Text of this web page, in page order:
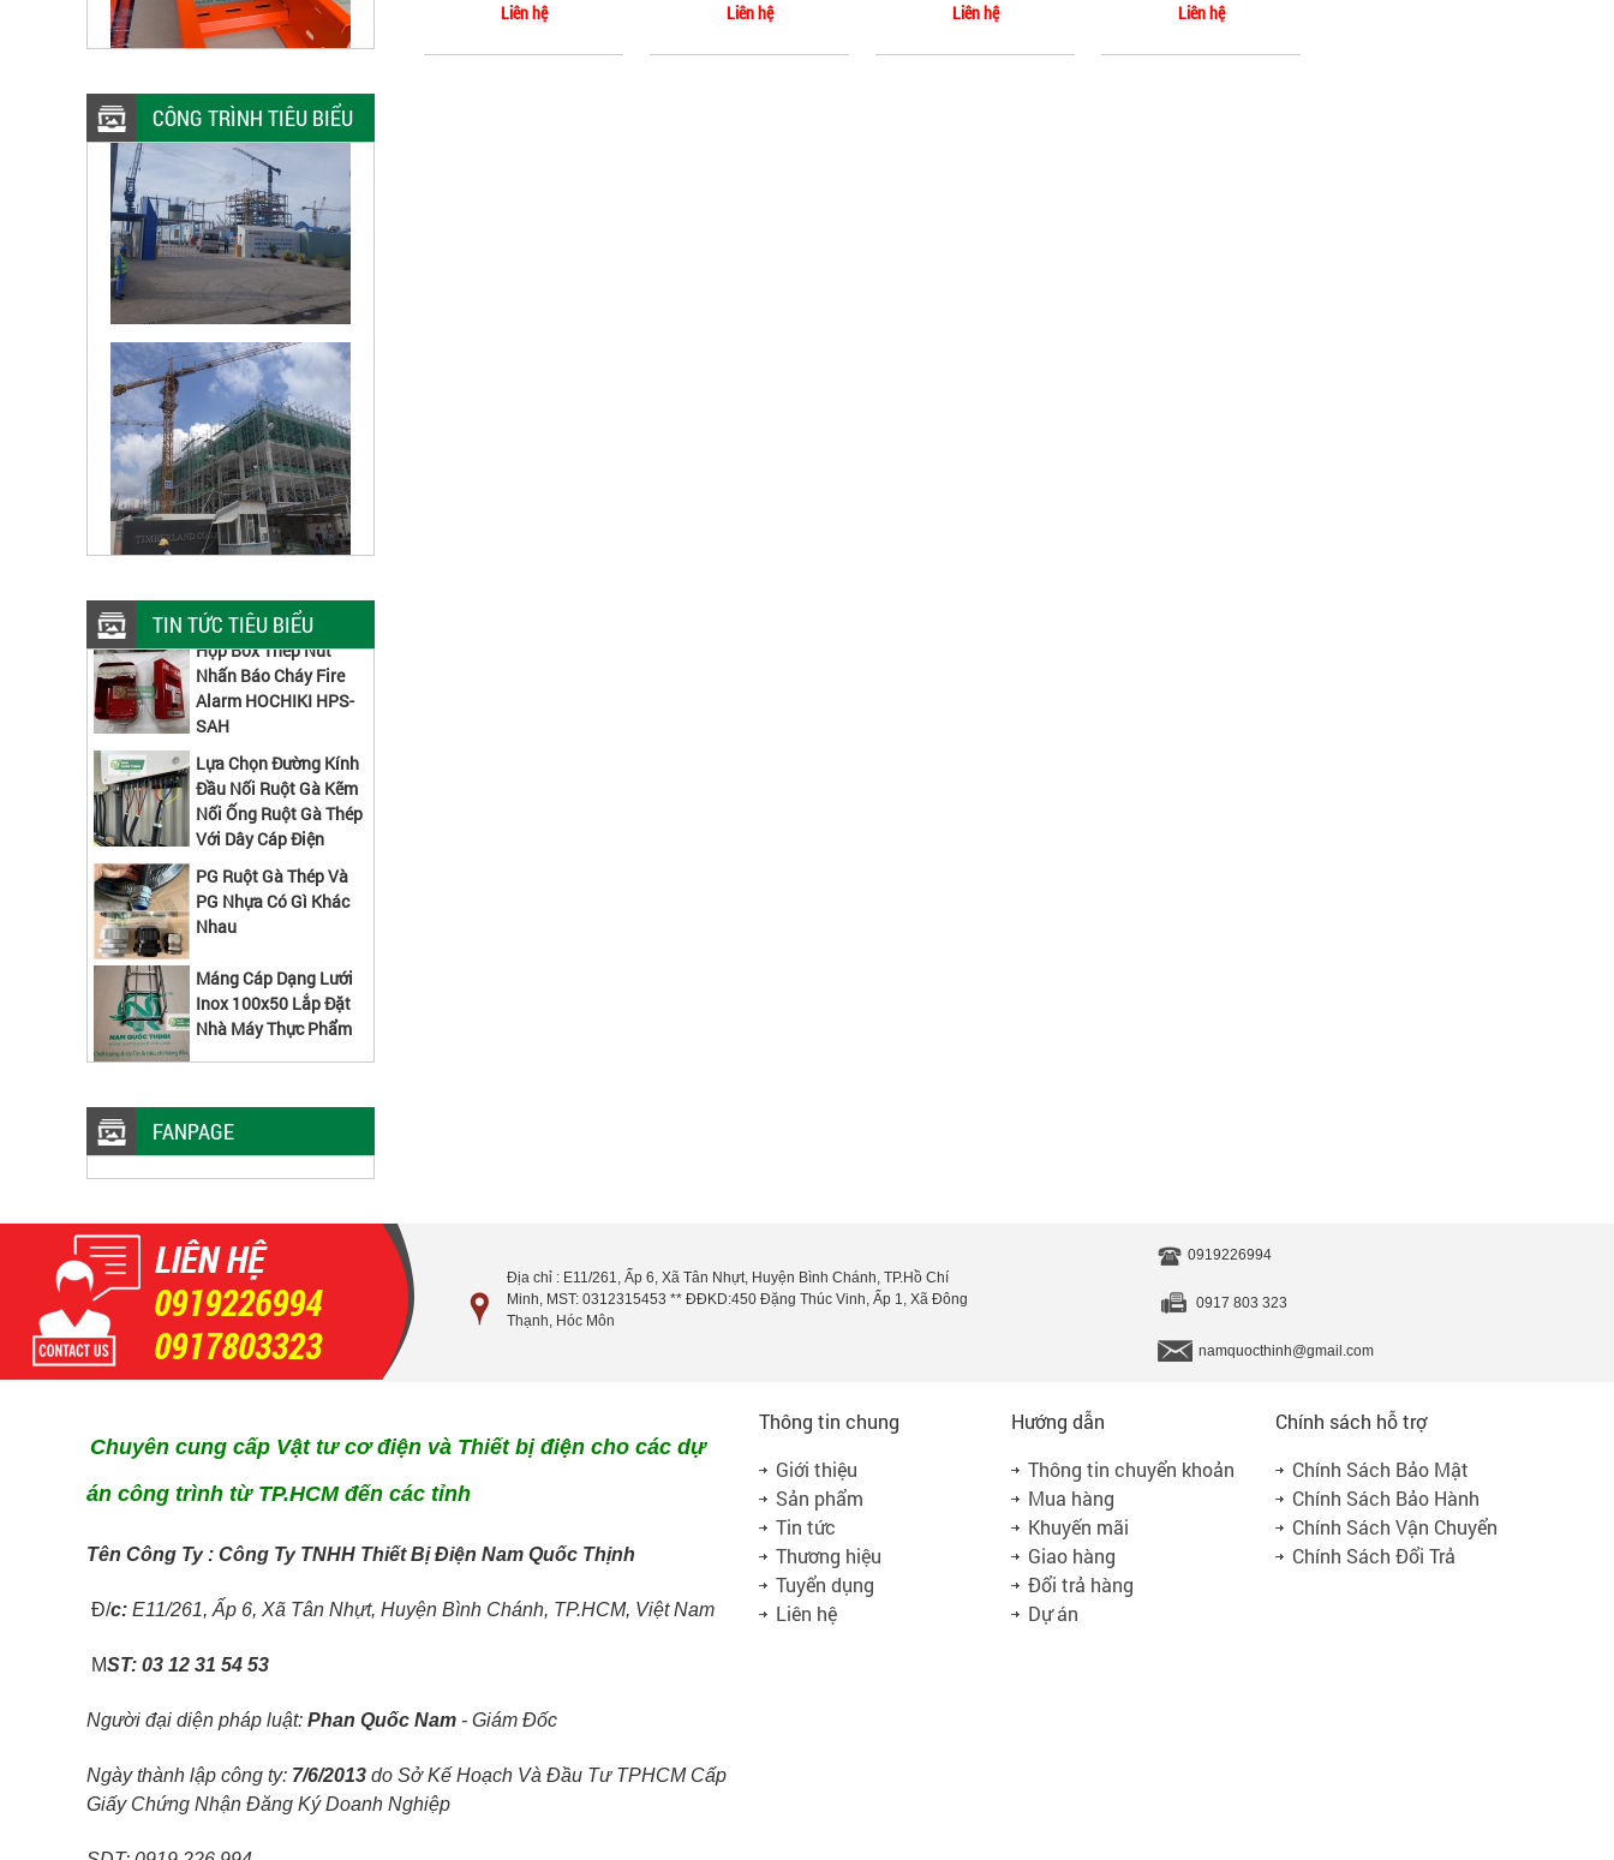
CÔNG TRÌNH TIÊU BIỂU
TIN TỨC TIÊU BIỂU
Hộp Box Thép Nút
Nhấn Báo Cháy Fire
Alarm HOCHIKI HPS-
SAH
Đầu Nối Ruột Gà Kẽm
Nối Ống Ruột Gà Thép
Với Dây Cáp Điện
PG Ruột Gà Thép Và
PG Nhựa Có Gì Khác
Nhau
Inox 100x50 Lắp Đặt
Nhà Máy Thực Phẩm
Ty Ren M10 Công
Dụng
Ưu Điểm Ống Thép Mạ Kẽm Luồn
Dây Điện Trơn EMT
Cách Lắp Đầu Nối Ống Ruột Gà Kẽm
Máng Lưới Inox 304 W50xH50x5
MM 2 Cây Đáy Kiểu Mới
Lưới Inox Lắp Được
Trung Tâm Lắp Đặt Ra
Inox
FANPAGE
Liên hệ Liên hệ Liên hệ Liên hệ
0919226994
0917803323
Địa chỉ : E11/261, Ấp 6, Xã Tân Nhựt, Huyện Bình Chánh, TP.Hồ Chí
Minh, MST: 0312315453 ** ĐĐKD:450 Đặng Thúc Vinh, Ấp 1, Xã Đông
Thạnh, Hóc Môn
0919226994
0917 803 323
namquocthinh@gmail.com
Chuyên cung cấp Vật tư cơ điện và Thiết bị điện cho các dự
án công trình từ TP.HCM đến các tỉnh
Tên Công Ty : Công Ty TNHH Thiết Bị Điện Nam Quốc Thịnh
Đ/c: E11/261, Ấp 6, Xã Tân Nhựt, Huyện Bình Chánh, TP.HCM, Việt Nam
MST: 03 12 31 54 53
Người đại diện pháp luật: Phan Quốc Nam - Giám Đốc
Ngày thành lập công ty: 7/6/2013 do Sở Kế Hoạch Và Đầu Tư TPHCM Cấp
Giấy Chứng Nhận Đăng Ký Doanh Nghiệp
Thông tin chung
Giới thiệu
Sản phẩm
Tin tức
Thương hiệu
Tuyển dụng
Liên hệ
Hướng dẫn
Thông tin chuyển khoản
Mua hàng
Khuyến mãi
Giao hàng
Đổi trả hàng
Dự án
Chính sách hỗ trợ
Chính Sách Bảo Mật
Chính Sách Bảo Hành
Chính Sách Vận Chuyển
Chính Sách Đổi Trả